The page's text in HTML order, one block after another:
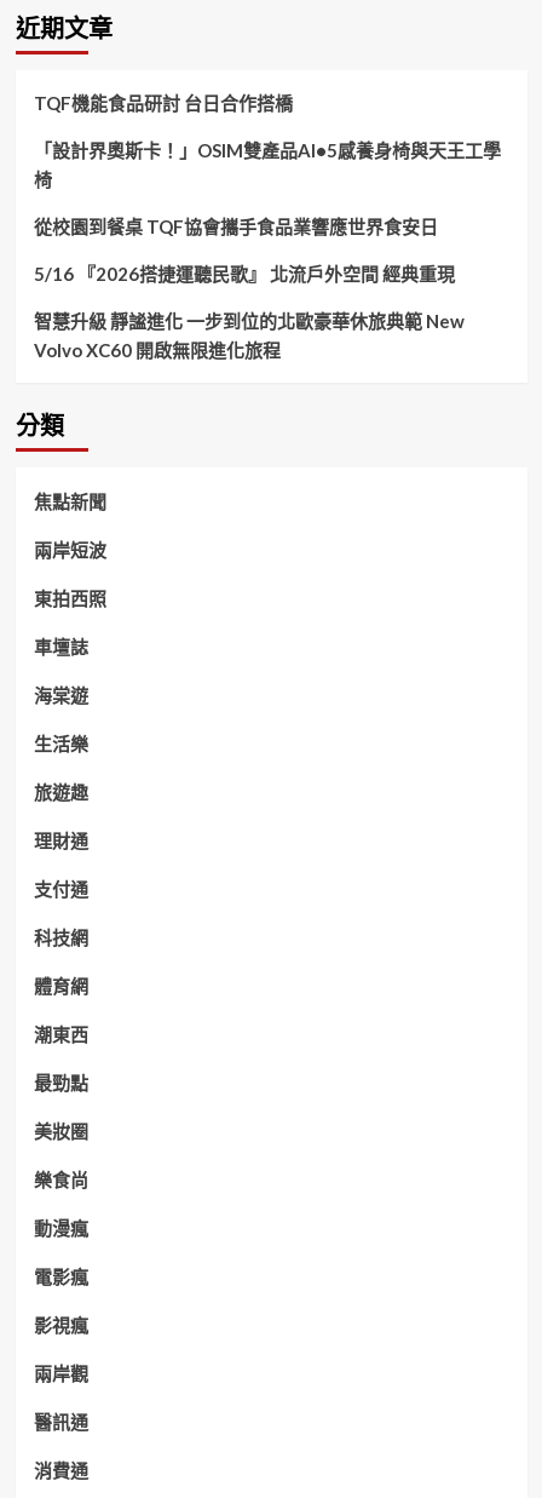
鍵
字:
近期文章
TQF機能食品研討 台日合作搭橋
「設計界奧斯卡！」OSIM雙產品AI•5感養身椅與天王工學
椅
從校園到餐桌 TQF協會攜手食品業響應世界食安日
5/16 『2026搭捷運聽民歌』 北流戶外空間 經典重現
智慧升級 靜謐進化 一步到位的北歐豪華休旅典範 New
Volvo XC60 開啟無限進化旅程
分類
焦點新聞
兩岸短波
東拍西照
車壇誌
海棠遊
生活樂
旅遊趣
理財通
支付通
科技網
體育網
潮東西
最勁點
美妝圈
樂食尚
動漫瘋
電影瘋
影視瘋
兩岸觀
醫訊通
消費通